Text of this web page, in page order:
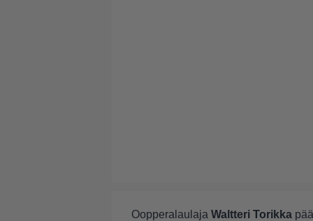
Oopperalaulaja Waltteri Torikka